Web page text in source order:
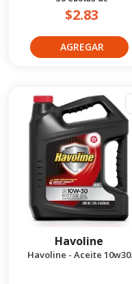
$2.83
Havoline
Havoline - Aceite 10w30